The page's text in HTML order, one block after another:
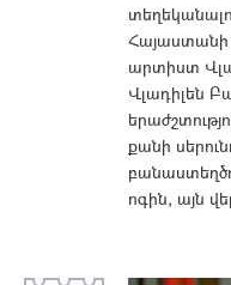
Հայաստանի
արտիստ
Վլադիլեն
քանի
ոգին, այն